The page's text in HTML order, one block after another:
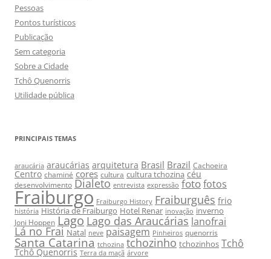
Pessoas
Pontos turísticos
Publicação
Sem categoria
Sobre a Cidade
Tchô Quenorris
Utilidade pública
PRINCIPAIS TEMAS
araucária araucárias arquitetura Brasil Brazil Cachoeira
Centro chaminé cores cultura cultura tchozina céu
desenvolvimento Dialeto entrevista expressão fotofotos
Fraiburgo Fraiburgo History Fraiburguês frio
história História de Fraiburgo Hotel Renar inovação inverno
Joni Hoppen Lago Lago das Araucárias lanofrai
Lá no Frai Natal neve paisagem Pinheiros quenorris
Santa Catarina tchozina tchozinho tchozinhos Tchô
Tchô Quenorris Terra da maçã árvore